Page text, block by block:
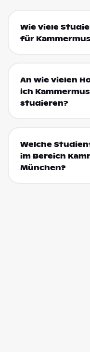
Wie viele
für
An wie vielen
ich
studieren?
Welche
im Bereich
München?